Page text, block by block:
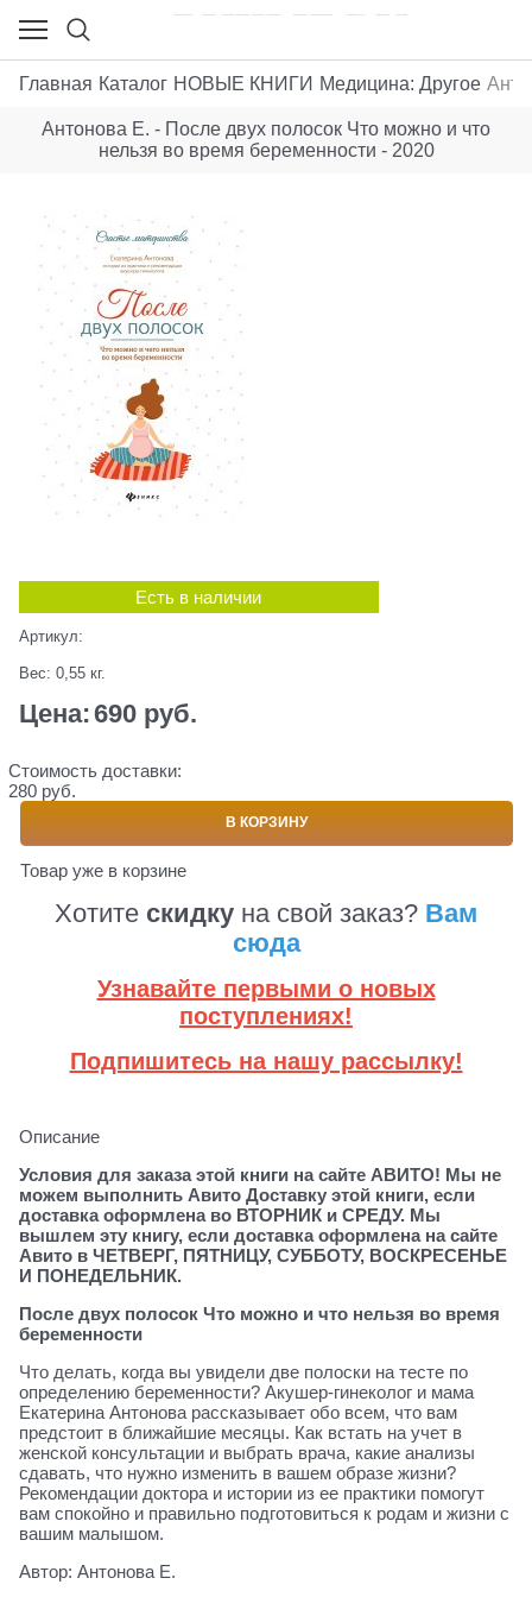
Главная Каталог НОВЫЕ КНИГИ Медицина: Другое
Антонова Е. - После двух полосок Что можно и что
нельзя во время беременности - 2020
Есть в наличии
Артикул:
Вес: 0,55 кг.
Цена:690 руб.
Стоимость доставки:
280 руб.
В КОРЗИНУ
Товар уже в корзине
Хотите скидку на свой заказ? Вам
сюда
Узнавайте первыми о новых
поступлениях!
Подпишитесь на нашу рассылку!
Описание
Условия для заказа этой книги на сайте АВИТО! Мы не
можем выполнить Авито Доставку этой книги, если
доставка оформлена во ВТОРНИК и СРЕДУ. Мы
вышлем эту книгу, если доставка оформлена на сайте
Авито в ЧЕТВЕРГ, ПЯТНИЦУ, СУББОТУ, ВОСКРЕСЕНЬЕ
И ПОНЕДЕЛЬНИК.
После двух полосок Что можно и что нельзя во время
беременности
Что делать, когда вы увидели две полоски на тесте по
определению беременности? Акушер-гинеколог и мама
Екатерина Антонова рассказывает обо всем, что вам
предстоит в ближайшие месяцы. Как встать на учет в
женской консультации и выбрать врача, какие анализы
сдавать, что нужно изменить в вашем образе жизни?
Рекомендации доктора и истории из ее практики помогут
вам спокойно и правильно подготовиться к родам и жизни с
вашим малышом.
Автор: Антонова Е.